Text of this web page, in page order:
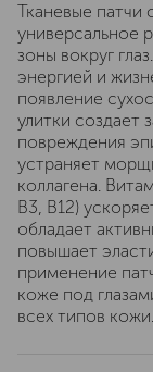
Тканевые
универсальное
зоны вокруг
энергией и
появление
улитки создает
повреждения
устраняет
коллагена.
В3, В12)
обладает
повышает
применение
коже под
всех типов кожи.